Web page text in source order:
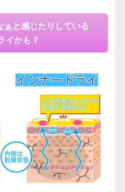
ぁと感じたりしている
イかも？